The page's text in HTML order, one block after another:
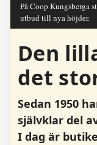
På Coop Kungsberga
utbud till nya höjder.
Den
det
Sedan 1950
självklar del
I dag är